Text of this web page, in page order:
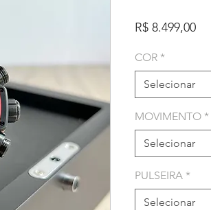
R$ 8.499,00
COR *
Selecionar
MOVIMENTO *
Selecionar
PULSEIRA *
Selecionar